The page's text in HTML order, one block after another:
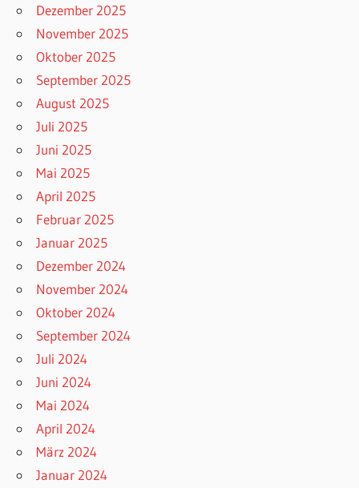
Dezember 2025
November 2025
Oktober 2025
September 2025
August 2025
Juli 2025
Juni 2025
Mai 2025
April 2025
Februar 2025
Januar 2025
Dezember 2024
November 2024
Oktober 2024
September 2024
Juli 2024
Juni 2024
Mai 2024
April 2024
März 2024
Januar 2024